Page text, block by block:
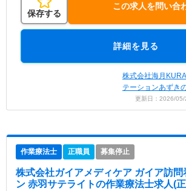
保存する
この求人を問い合
詳細を見る
株式会社海月
テーションあずき
更新日：2026/
作業療法士 正職員 募集停止
株式会社ガイアメディケア ガイア訪問
ン 赤羽サテライトの作業療法士求人(